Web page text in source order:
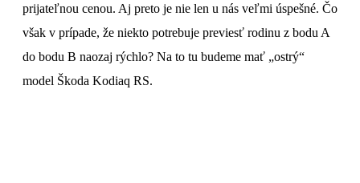
prijateľnou cenou. Aj preto je nie len u nás veľmi úspešné. Čo
však v prípade, že niekto potrebuje previesť rodinu z bodu A
do bodu B naozaj rýchlo? Na to tu budeme mať „ostrý“
model Škoda Kodiaq RS.